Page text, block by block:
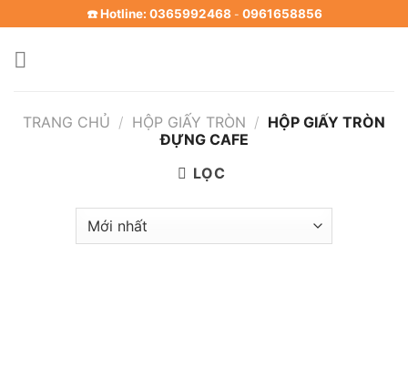
to
content
☎️ Hotline: 0365992468 - 0961658856
TRANG CHỦ / HỘP GIẤY TRÒN / HỘP GIẤY TRÒN
ĐỰNG CAFE
LỌC